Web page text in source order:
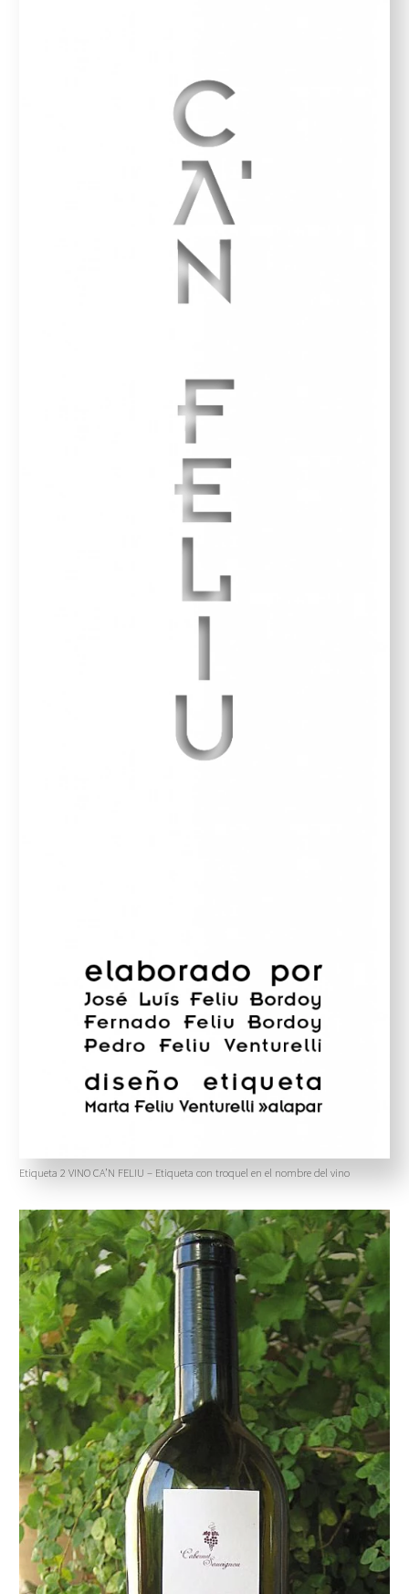
Etiqueta 2 VINO CA’N FELIU – Etiqueta con troquel en el nombre del vino